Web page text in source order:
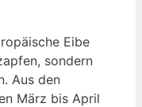
Eibe
sondern
Aus den
März bis April